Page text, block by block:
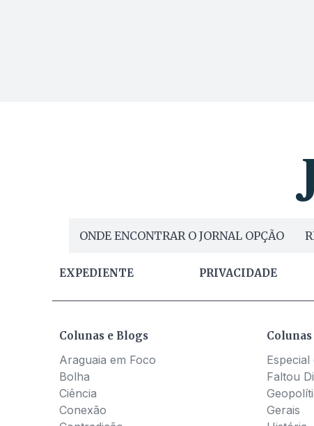
ONDE ENCONTRAR O JORNAL OPÇÃO
EXPEDIENTE PRIVACIDADE
Colunas e Blogs
Araguaia em Foco
Bolha
Ciência
Conexão
Faltou
Gerais